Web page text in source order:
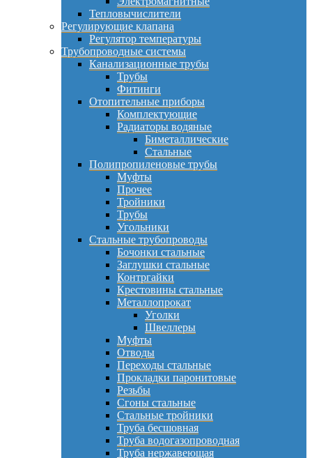
Тепловычислители
Регулирующие клапана
Регулятор температуры
Трубопроводные системы
Канализационные трубы
Трубы
Фитинги
Отопительные приборы
Комплектующие
Радиаторы водяные
Биметаллические
Стальные
Полипропиленовые трубы
Муфты
Прочее
Тройники
Трубы
Угольники
Стальные трубопроводы
Бочонки стальные
Заглушки стальные
Контргайки
Крестовины стальные
Металлопрокат
Уголки
Швеллеры
Муфты
Отводы
Переходы стальные
Прокладки паронитовые
Резьбы
Сгоны стальные
Стальные тройники
Труба бесшовная
Труба водогазопроводная
Труба нержавеющая